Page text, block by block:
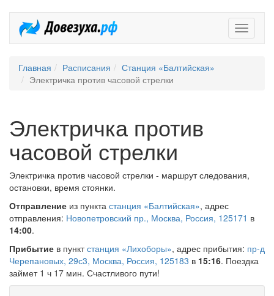
Главная Расписания
Станция «Балтийская»
Электричка против часовой стрелки
Электричка против
часовой стрелки
Электричка против часовой стрелки - маршрут следования,
остановки, время стоянки.
Отправление из пункта станция «Балтийская», адрес
отправления: Новопетровский пр., Москва, Россия, 125171 в
14:00.
Прибытие в пунктстанция «Лихоборы», адрес прибытия: пр-д
Черепановых, 29с3, Москва, Россия, 125183 в 15:16. Поездка
займет 1 ч 17 мин. Счастливого пути!